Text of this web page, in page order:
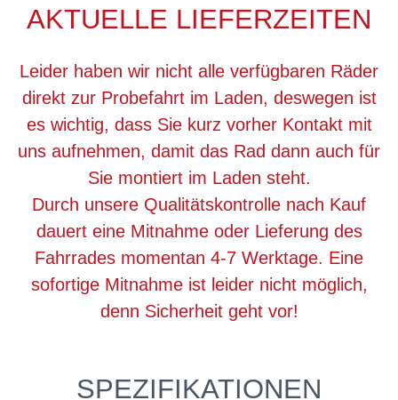
AKTUELLE LIEFERZEITEN
Leider haben wir nicht alle verfügbaren Räder
direkt zur Probefahrt im Laden, deswegen ist
es wichtig, dass Sie kurz vorher Kontakt mit
uns aufnehmen, damit das Rad dann auch für
Sie montiert im Laden steht.
Durch unsere Qualitätskontrolle nach Kauf
dauert eine Mitnahme oder Lieferung des
Fahrrades momentan 4-7 Werktage. Eine
sofortige Mitnahme ist leider nicht möglich,
denn Sicherheit geht vor!
SPEZIFIKATIONEN